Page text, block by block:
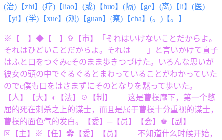
(治)【zhi】(疗)【liao】(或)【huo】(隔)【ge】(离)【li】(医)
【yi】(学)【xue】(观)【guan】(察)【cha】(。)【。】
※【 】◆【 】✞【市】「それはいけないことだからよ。
それはひどいことだからよ。それは――」と言いかけて直子
はふと口をつぐみcそのまま歩きつづけた。いろんな思いが
彼女の頭の中でぐるぐるとまわっていることがわかっていた
のでc僕も口をはさまずにそのとなりを黙って歩いた。
【人】【大】◐【法】☉【制】 这是曹操麾下，第一个憋
屈的死在刺杀之上的谋士，而且是属于曹操十分重视的谋士，
曹操的面色气的发白。【委】─【员】【会】♚【副】
☒【主】※【任】✿【委】【员】 不知道什么时候开始，